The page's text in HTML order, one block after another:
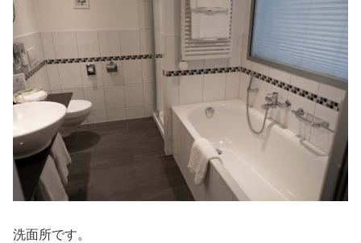
洗面所です。